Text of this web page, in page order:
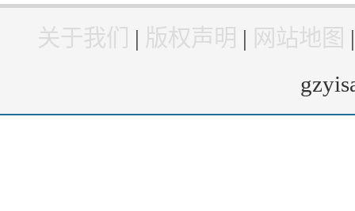
关于我们 | 版权声明 | 网站地图